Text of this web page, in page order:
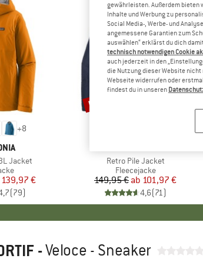
+8
Jacket
Preis
139,97 €
(79)
Artikel
Retro Pile Jacket
Produktgruppe
Fleecejacke
Preis
149,95 € reduzierter Preis
ab 101,97 €
4,6(71)
Rabatt
bis 32%
-Veloce - Sneaker
gewährleisten. Außerdem bieten
Inhalte und Werbung zu
Social Media-, Werbe- und
angemessene Garantien zum
auswählen“ erklärst du dich
technisch notwendigen Cookie
auch jederzeit in den
die Nutzung dieser Website
Webseite widerrufen oder
findest du in unseren